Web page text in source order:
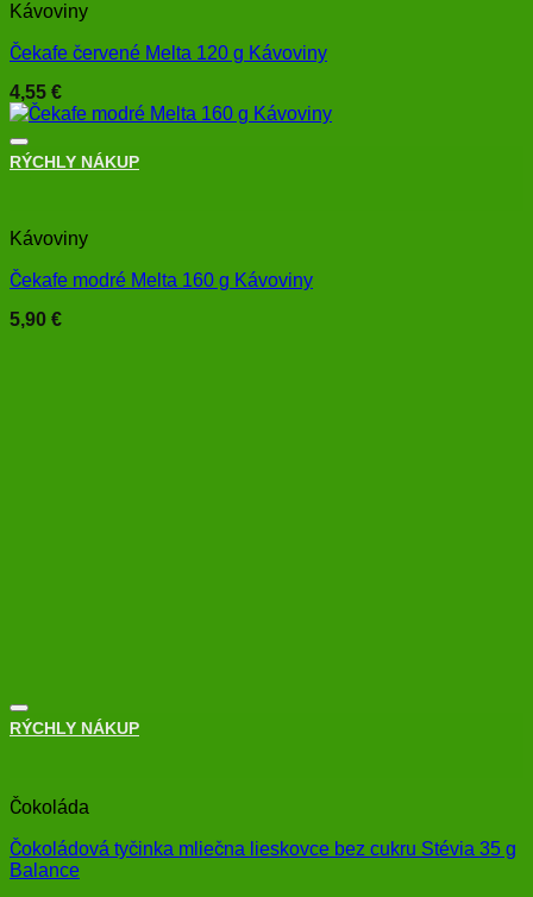
Kávoviny
Čekafe červené Melta 120 g Kávoviny
4,55 €
+
RÝCHLY NÁKUP
Kávoviny
Čekafe modré Melta 160 g Kávoviny
5,90 €
+
RÝCHLY NÁKUP
Čokoláda
Čokoládová tyčinka mliečna lieskovce bez cukru Stévia 35 g
Balance